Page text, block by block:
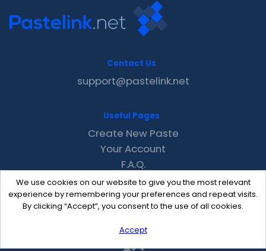
We use cookies on our website to give you the most relevant
experience by remembering your preferences and repeat visits.
By clicking “Accept”, you consent to the use of all cookies.
Accept
Contact Us
support@pastelink.net
Useful Pages
Create New Paste
Your Account
F.A.Q.
Recent
Contact